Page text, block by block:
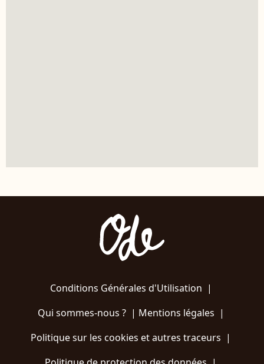
Conditions Générales d'Utilisation |
Qui sommes-nous ?| Mentions légales |
Politique sur les cookies et autres traceurs |